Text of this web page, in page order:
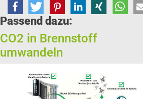
Passend dazu:
CO2 in Brennstoff
umwandeln